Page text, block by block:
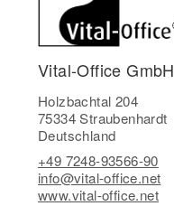
Vital-Office GmbH
Holzbachtal 204
75334 Straubenhardt
Deutschland
+49 7248-93566-90
info@vital-office.net
www.vital-office.net